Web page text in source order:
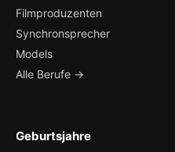
Filmproduzenten
Synchronsprecher
Models
Alle Berufe →
Geburtsjahre